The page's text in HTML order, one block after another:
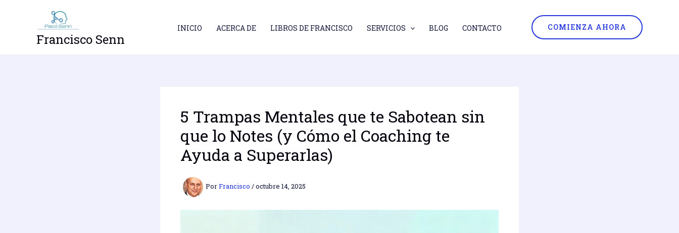
contenido
Francisco Senn
INICIO ACERCA DE LIBROS DE FRANCISCO SERVICIOS BLOG CONTACTO COMIENZA AHORA
5 Trampas Mentales que te Sabotean sin
que lo Notes (y Cómo el Coaching te
Ayuda a Superarlas)
PorFrancisco /octubre 14, 2025